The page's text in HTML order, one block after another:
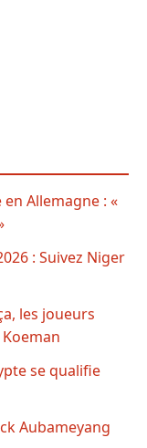
Allemagne : «
: Suivez Niger
les joueurs
se qualifie
Aubameyang